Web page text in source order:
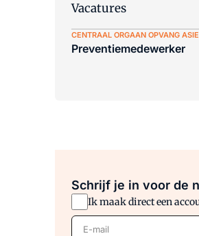
Vacatures
CENTRAAL ORGAAN OPVANG
Preventiemedewerker
Schrijf je in voor de
Ik maak direct een
E-mail